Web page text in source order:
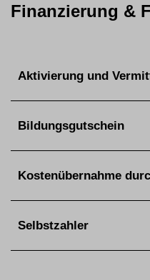
Finanzierung &
Aktivierung und
Bildungsgutschein
Kostenübernahme
Selbstzahler